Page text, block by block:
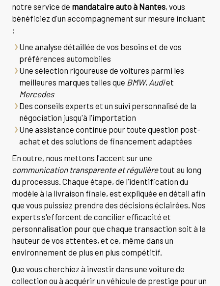
notre service de mandataire auto à Nantes, vous
bénéficiez d'un accompagnement sur mesure incluant
:
Une analyse détaillée de vos besoins et de vos
préférences automobiles
Une sélection rigoureuse de voitures parmi les
meilleures marques telles que BMW, Audiet
Mercedes
Des conseils experts et un suivi personnalisé de la
négociation jusqu'à l'importation
Une assistance continue pour toute question post-
achat et des solutions de financement adaptées
En outre, nous mettons l'accent sur une
communication transparente et régulièretout au long
du processus. Chaque étape, de l'identification du
modèle à la livraison finale, est expliquée en détail afin
que vous puissiez prendre des décisions éclairées. Nos
experts s'efforcent de concilier efficacité et
personnalisation pour que chaque transaction soit à la
hauteur de vos attentes, et ce, même dans un
environnement de plus en plus compétitif.
Que vous cherchiez à investir dans une voiture de
collection ou à acquérir un véhicule de prestige pour un